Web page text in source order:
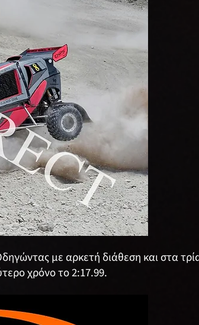
με αρκετή διάθεση και στα
χρόνο το 2:17.99.